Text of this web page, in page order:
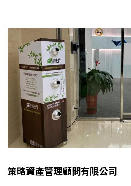
策略資產管理顧問有限公司